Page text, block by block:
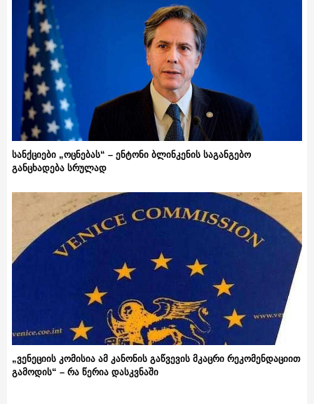
სანქციები „ოცნებას“ – ენტონი ბლინკენის საგანგებო
განცხადება სრულად
„ვენეციის კომისია ამ კანონის გაწვევის მკაცრი რეკომენდაციით
გამოდის“ – რა წერია დასკვნაში